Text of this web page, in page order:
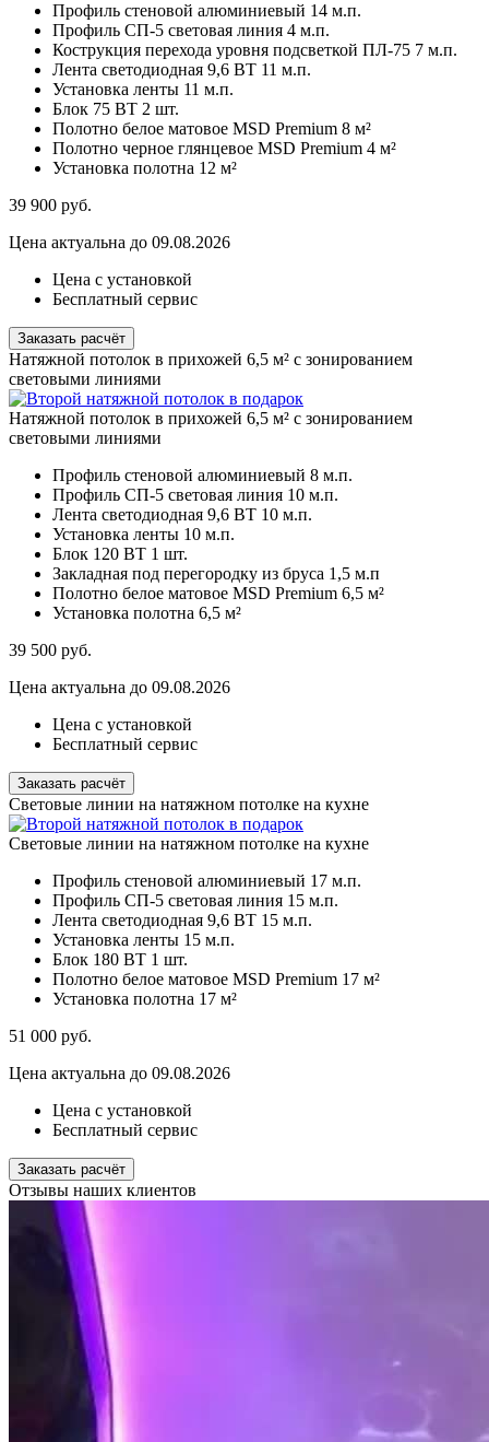
Профиль стеновой алюминиевый 14 м.п.
Профиль СП-5 световая линия 4 м.п.
Кострукция перехода уровня подсветкой ПЛ-75 7 м.п.
Лента светодиодная 9,6 ВТ 11 м.п.
Установка ленты 11 м.п.
Блок 75 ВТ 2 шт.
Полотно белое матовое MSD Premium 8 м²
Полотно черное глянцевое MSD Premium 4 м²
Установка полотна 12 м²
39 900 руб.
Цена актуальна до 09.08.2026
Цена с установкой
Бесплатный сервис
Заказать расчёт
Натяжной потолок в прихожей 6,5 м² с зонированием
световыми линиями
Натяжной потолок в прихожей 6,5 м² с зонированием
световыми линиями
Профиль стеновой алюминиевый 8 м.п.
Профиль СП-5 световая линия 10 м.п.
Лента светодиодная 9,6 ВТ 10 м.п.
Установка ленты 10 м.п.
Блок 120 ВТ 1 шт.
Закладная под перегородку из бруса 1,5 м.п
Полотно белое матовое MSD Premium 6,5 м²
Установка полотна 6,5 м²
39 500 руб.
Цена актуальна до 09.08.2026
Цена с установкой
Бесплатный сервис
Заказать расчёт
Световые линии на натяжном потолке на кухне
Световые линии на натяжном потолке на кухне
Профиль стеновой алюминиевый 17 м.п.
Профиль СП-5 световая линия 15 м.п.
Лента светодиодная 9,6 ВТ 15 м.п.
Установка ленты 15 м.п.
Блок 180 ВТ 1 шт.
Полотно белое матовое MSD Premium 17 м²
Установка полотна 17 м²
51 000 руб.
Цена актуальна до 09.08.2026
Цена с установкой
Бесплатный сервис
Заказать расчёт
Отзывы наших клиентов